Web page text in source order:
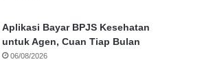
Aplikasi Bayar BPJS Kesehatan
untuk Agen, Cuan Tiap Bulan
06/08/2026